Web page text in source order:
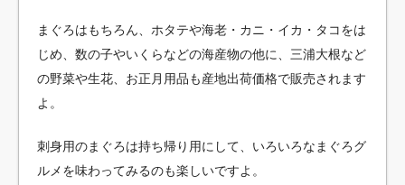
まぐろはもちろん、ホタテや海老・カニ・イカ・タコをは
じめ、数の子やいくらなどの海産物の他に、三浦大根など
の野菜や生花、お正月用品も産地出荷価格で販売されます
よ。
刺身用のまぐろは持ち帰り用にして、いろいろなまぐろグ
ルメを味わってみるのも楽しいですよ。